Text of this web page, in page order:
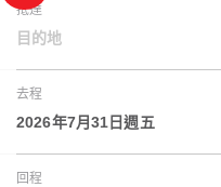
抵達
目的地
去程
2026年7月31日週五
回程